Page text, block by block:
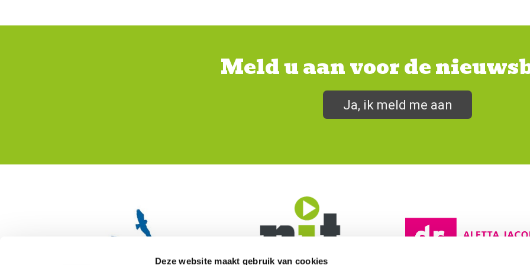
Deze website maakt gebruik van cookies
Meld u aan voor de
Ja, ik meld me aan